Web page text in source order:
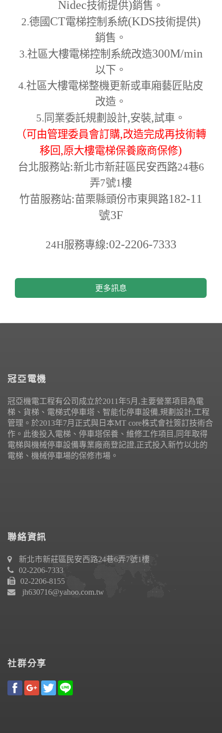
Nidec技術提供)銷售。
2.德國 CT電梯控制系統(KDS技術提供)
銷售。
3.社區大樓電梯控制系統改造300M/min
以下。
4.社區大樓電梯整機更新或車廂藝匠貼皮
改造。
5. 同業委託規劃設計,安裝,試車。
（可由管理委員會訂購,改造完成再技術轉
移回,原大樓電梯保養廠商保修)
台北服務站:新北市新莊區民安西路24巷6
弄7號1樓
竹苗服務站:苗栗縣頭份市東興路182-11
號3F
24H服務專線:02-2206-7333
更多訊息
冠亞電機
冠亞機電工程有公司成立於2011年5月,主要營業項目為電
梯、貨梯、電梯式停車塔、智能化停車設備,規劃設計,工程
管理。於2013年7月正式與日本MT core株式會社簽訂技術合
作。此後投入電梯、停車塔保養、維修工作項目,同年取得
電梯與機械停車設備專業廠商登記證,正式投入新竹以北的
電梯、機械停車場的保修市場。
聯絡資訊
新北市新莊區民安西路24巷6弄7號1樓
02-2206-7333
02-2206-8155
jh630716@yahoo.com.tw
社群分享